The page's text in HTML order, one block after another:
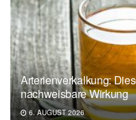
Arterienverkalkung:
nachweisbare Wirkung
6. AUGUST 2026